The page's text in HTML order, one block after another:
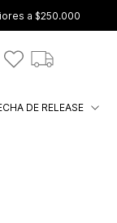
a $250.000
DE RELEASE